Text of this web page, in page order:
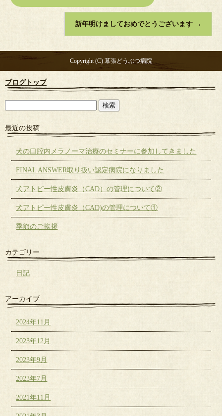
新年明けましておめでとうございます →
Copyright (C) 幕張どうぶつ病院
ブログトップ
最近の投稿
犬の口腔内メラノーマ治療のセミナーに参加してきました
FINAL ANSWER取り扱い認定病院になりました
犬アトピー性皮膚炎（CAD）の管理について②
犬アトピー性皮膚炎（CAD)の管理について①
季節のご挨拶
カテゴリー
日記
アーカイブ
2024年11月
2023年12月
2023年9月
2023年7月
2021年11月